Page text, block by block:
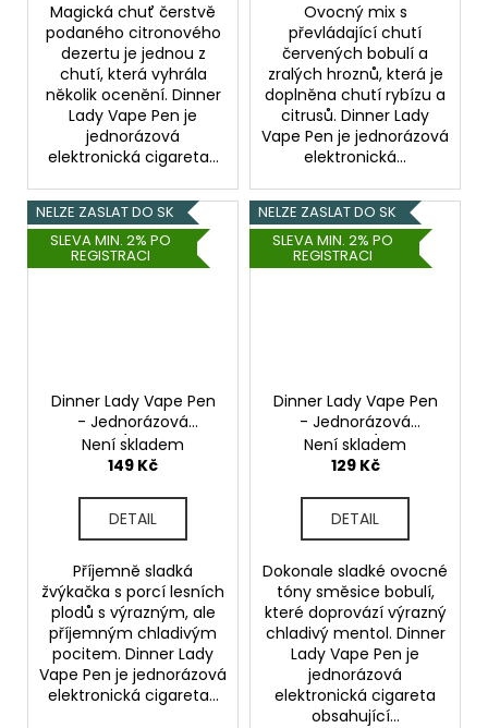
Magická chuť čerstvě
podaného citronového
dezertu je jednou z
chutí, která vyhrála
několik ocenění. Dinner
Lady Vape Pen je
jednorázová
elektronická cigareta...
Ovocný mix s
převládající chutí
červených bobulí a
zralých hroznů, která je
doplněna chutí rybízu a
citrusů. Dinner Lady
Vape Pen je jednorázová
elektronická...
NELZE ZASLAT DO SK
SLEVA MIN. 2% PO
REGISTRACI
Dinner Lady Vape Pen
- Jednorázová
cigareta (Bubblegum
Ice) 20mg
Není skladem
149 Kč
DETAIL
Příjemně sladká
žvýkačka s porcí lesních
plodů s výrazným, ale
příjemným chladivým
pocitem. Dinner Lady
Vape Pen je jednorázová
elektronická cigareta...
NELZE ZASLAT DO SK
SLEVA MIN. 2% PO
REGISTRACI
Dinner Lady Vape Pen
- Jednorázová
cigareta (Blue
Menthol) 20mg
Není skladem
129 Kč
DETAIL
Dokonale sladké ovocné
tóny směsice bobulí,
které doprovází výrazný
chladivý mentol. Dinner
Lady Vape Pen je
jednorázová
elektronická cigareta
obsahující...